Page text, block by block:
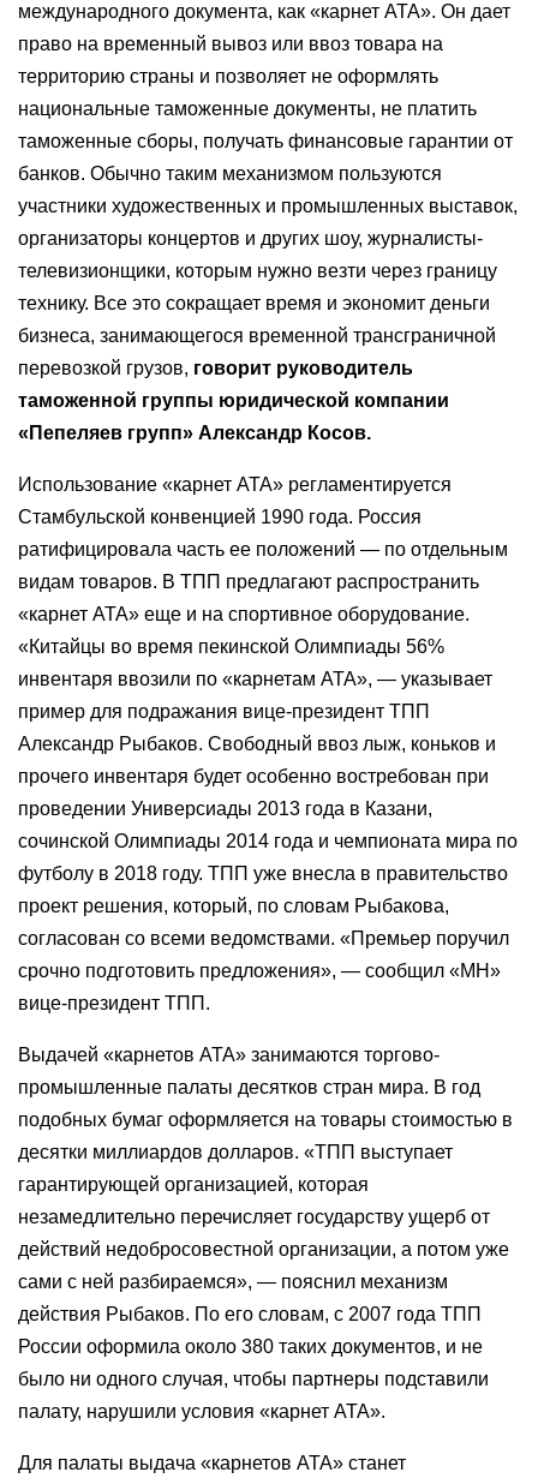
международного документа, как «карнет АТА». Он дает
право на временный вывоз или ввоз товара на
территорию страны и позволяет не оформлять
национальные таможенные документы, не платить
таможенные сборы, получать финансовые гарантии от
банков. Обычно таким механизмом пользуются
участники художественных и промышленных выставок,
организаторы концертов и других шоу, журналисты-
телевизионщики, которым нужно везти через границу
технику. Все это сокращает время и экономит деньги
бизнеса, занимающегося временной трансграничной
перевозкой грузов, говорит руководитель
таможенной группы юридической компании
«Пепеляев групп» Александр Косов.
Использование «карнет АТА» регламентируется
Стамбульской конвенцией 1990 года. Россия
ратифицировала часть ее положений — по отдельным
видам товаров. В ТПП предлагают распространить
«карнет АТА» еще и на спортивное оборудование.
«Китайцы во время пекинской Олимпиады 56%
инвентаря ввозили по «карнетам АТА», — указывает
пример для подражания вице-президент ТПП
Александр Рыбаков. Свободный ввоз лыж, коньков и
прочего инвентаря будет особенно востребован при
проведении Универсиады 2013 года в Казани,
сочинской Олимпиады 2014 года и чемпионата мира по
футболу в 2018 году. ТПП уже внесла в правительство
проект решения, который, по словам Рыбакова,
согласован со всеми ведомствами. «Премьер поручил
срочно подготовить предложения», — сообщил «МН»
вице-президент ТПП.
Выдачей «карнетов АТА» занимаются торгово-
промышленные палаты десятков стран мира. В год
подобных бумаг оформляется на товары стоимостью в
десятки миллиардов долларов. «ТПП выступает
гарантирующей организацией, которая
незамедлительно перечисляет государству ущерб от
действий недобросовестной организации, а потом уже
сами с ней разбираемся», — пояснил механизм
действия Рыбаков. По его словам, с 2007 года ТПП
России оформила около 380 таких документов, и не
было ни одного случая, чтобы партнеры подставили
палату, нарушили условия «карнет АТА».
Для палаты выдача «карнетов АТА» станет